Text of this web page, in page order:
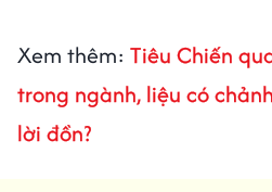
Xem thêm: Tiêu Chiến
trong ngành, liệu có
lời đồn?